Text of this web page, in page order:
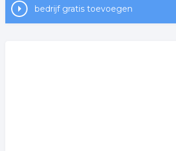
bedrijf gratis toevoegen